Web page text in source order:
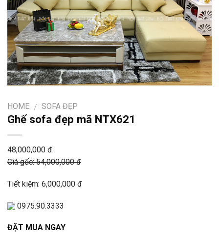
HOME / SOFA ĐẸP
Ghế sofa đẹp mã NTX621
48,000,000 đ
Giá gốc: 54,000,000 đ
Tiết kiệm: 6,000,000 đ
0975.90.3333
ĐẶT MUA NGAY